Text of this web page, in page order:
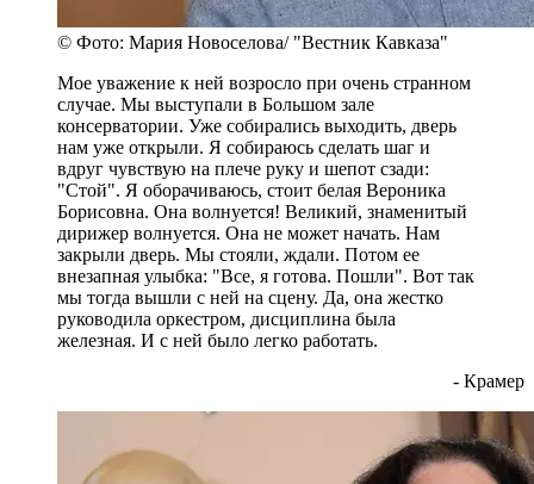
© Фото: Мария Новоселова/ "Вестник Кавказа"
Мое уважение к ней возросло при очень странном
случае. Мы выступали в Большом зале
консерватории. Уже собирались выходить, дверь
нам уже открыли. Я собираюсь сделать шаг и
вдруг чувствую на плече руку и шепот сзади:
"Стой". Я оборачиваюсь, стоит белая Вероника
Борисовна. Она волнуется! Великий, знаменитый
дирижер волнуется. Она не может начать. Нам
закрыли дверь. Мы стояли, ждали. Потом ее
внезапная улыбка: "Все, я готова. Пошли". Вот так
мы тогда вышли с ней на сцену. Да, она жестко
руководила оркестром, дисциплина была
железная. И с ней было легко работать.
- Крамер